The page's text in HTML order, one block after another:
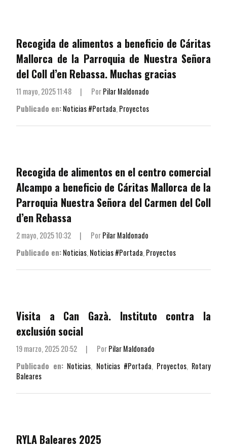
Recogida de alimentos a beneficio de Cáritas
Mallorca de la Parroquia de Nuestra Señora
del Coll d’en Rebassa. Muchas gracias
11 mayo, 2025 11:48 | PorPilar Maldonado
Publicado en:Noticias #Portada, Proyectos
Recogida de alimentos en el centro comercial
Alcampo a beneficio de Cáritas Mallorca de la
Parroquia Nuestra Señora del Carmen del Coll
d’en Rebassa
2 mayo, 2025 10:32 | PorPilar Maldonado
Publicado en:Noticias, Noticias #Portada, Proyectos
Visita a Can Gazà. Instituto contra la
exclusión social
19 marzo, 2025 20:52 | PorPilar Maldonado
Publicado en: Noticias, Noticias #Portada, Proyectos, Rotary
Baleares
RYLA Baleares 2025